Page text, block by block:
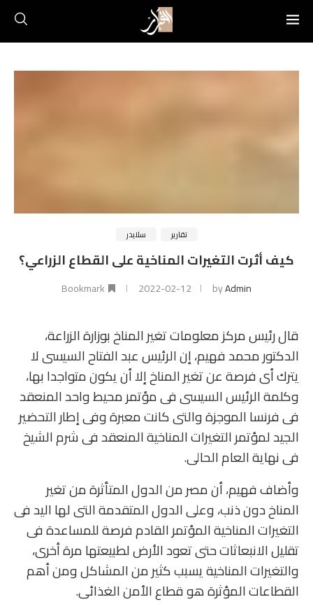
تقارير سلايدر
كيف أثرت التغيرات المناخية على القطاع الزراعي؟
byAdmin
2022-02-12
Bookmark
قال رئيس مركز معلومات تغير المناخ بوزارة الزراعة،
الدكتور محمد فهيم، إن الرئيس عبد الفتاح السيسى لا
يترك أى فرصة عن تغير المناخ إلا أن يكون متواجدا بها،
وكلمة الرئيس السيسى فى مؤتمر محيط واحد المنعقد
فى فرنسا الموجزة والتى كانت معبرة وفى إطار التحضير
الجيد لمؤتمر التغيرات المناخية المنعقد فى شرم الشيخ
فى نهاية العام الحالى.
وأضاف فهيم، أن مصر من الدول المتأثرة من تغير
المناخ دون ذنب، وعلى الدول المتقدمة التى لها اليد فى
التغيرات المناخية المؤتمر القادم فرصة للمساعدة فى
تقليل الانبعاثات حتى تعود الأرض لطبيعتها مرة أخرى،
والتغيرات المناخية يسبب كثير من المشاكل ومن أهم
القطاعات المؤثرة هو قطاع الأمن الغذائى.